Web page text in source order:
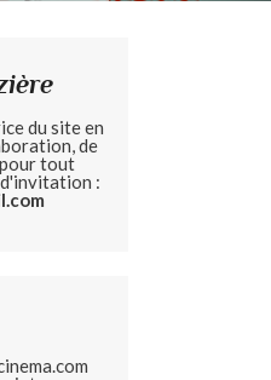
du site en
de
tout
d'invitation :